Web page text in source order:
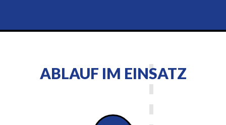
ABLAUF IM EINSATZ